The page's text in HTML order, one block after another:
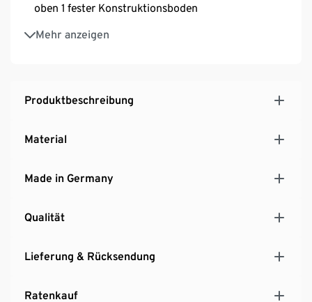
oben 1 fester Konstruktionsboden
Mehr anzeigen
Tür mit Griff aus hochwertigem, gebürstetem
Aluminium und lautlosem Soft-Close-Mechanismus
Gestell aus Eschen-Massivholz
MADE IN GERMANY
Produktbeschreibung
Material
Made in Germany
Qualität
Lieferung & Rücksendung
Ratenkauf